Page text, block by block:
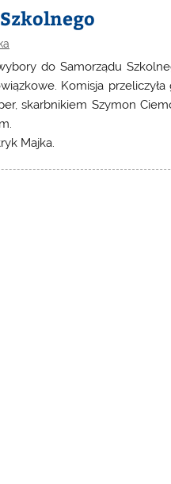
do Samorządu
Komisja
skarbnikiem Szymon
Majka.